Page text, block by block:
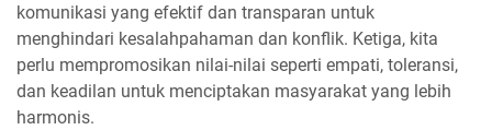
komunikasi yang efektif dan transparan untuk
menghindari kesalahpahaman dan konflik. Ketiga, kita
perlu mempromosikan nilai-nilai seperti empati, toleransi,
dan keadilan untuk menciptakan masyarakat yang lebih
harmonis.